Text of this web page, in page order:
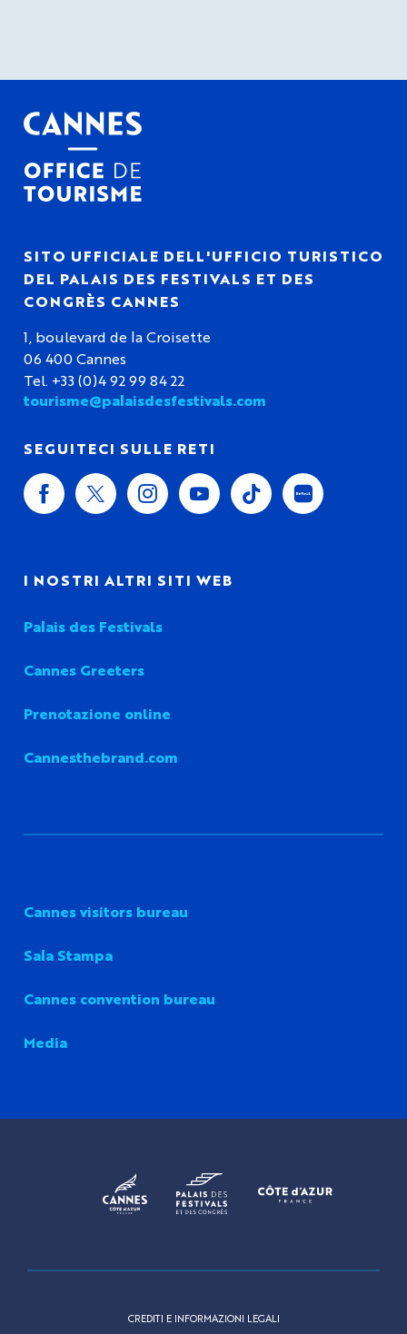
SITO UFFICIALE DELL'UFFICIO TURISTICO
DEL PALAIS DES FESTIVALS ET DES
CONGRÈS CANNES
1, boulevard de la Croisette
06 400 Cannes
Tel. +33 (0)4 92 99 84 22
tourisme@palaisdesfestivals.com
SEGUITECI SULLE RETI
I NOSTRI ALTRI SITI WEB
Palais des Festivals
Cannes Greeters
Prenotazione online
Cannesthebrand.com
Cannes visitors bureau
Sala Stampa
Cannes convention bureau
Media
CREDITI E INFORMAZIONI LEGALI